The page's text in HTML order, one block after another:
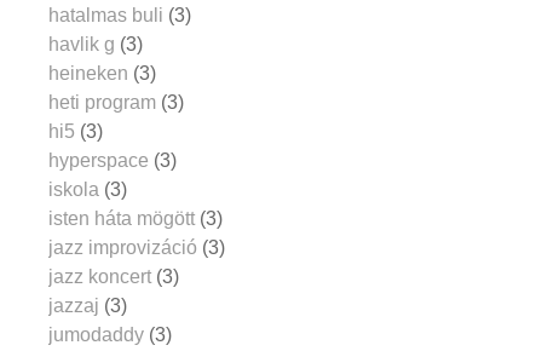
hatalmas buli (3)
havlik g (3)
heineken (3)
heti program (3)
hi5 (3)
hyperspace (3)
iskola (3)
isten háta mögött (3)
jazz improvizáció (3)
jazz koncert (3)
jazzaj (3)
jumodaddy (3)